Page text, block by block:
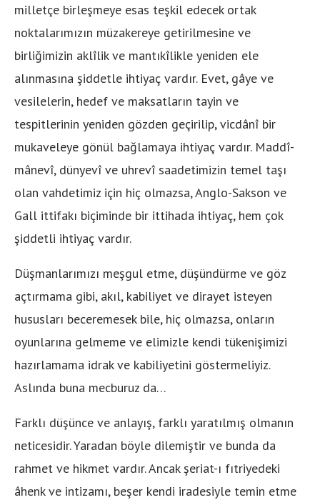
milletçe birleşmeye esas teşkil edecek ortak
noktalarımızın müzakereye getirilmesine ve
birliğimizin aklîlik ve mantıkîlikle yeniden ele
alınmasına şiddetle ihtiyaç vardır. Evet, gâye ve
vesilelerin, hedef ve maksatların tayin ve
tespitlerinin yeniden gözden geçirilip, vicdânî bir
mukaveleye gönül bağlamaya ihtiyaç vardır. Maddî-
mânevî, dünyevî ve uhrevî saadetimizin temel taşı
olan vahdetimiz için hiç olmazsa, Anglo-Sakson ve
Gall ittifakı biçiminde bir ittihada ihtiyaç, hem çok
şiddetli ihtiyaç vardır.
Düşmanlarımızı meşgul etme, düşündürme ve göz
açtırmama gibi, akıl, kabiliyet ve dirayet isteyen
hususları beceremesek bile, hiç olmazsa, onların
oyunlarına gelmeme ve elimizle kendi tükenişimizi
hazırlamama idrak ve kabiliyetini göstermeliyiz.
Aslında buna mecburuz da…
Farklı düşünce ve anlayış, farklı yaratılmış olmanın
neticesidir. Yaradan böyle dilemiştir ve bunda da
rahmet ve hikmet vardır. Ancak şeriat-ı fıtriyedeki
âhenk ve intizamı, beşer kendi iradesiyle temin etme